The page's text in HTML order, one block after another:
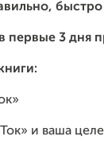
первые 3 дня
и ваша